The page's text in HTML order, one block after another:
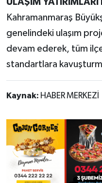
Kahramanmaraş
genelindeki ulaşım
devam ederek, tüm
standartlara
Kaynak: HABER MERKEZİ